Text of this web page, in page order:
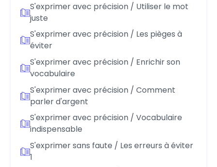
S'exprimer avec précision / Utiliser le mot
juste
S'exprimer avec précision / Les pièges à
éviter
S'exprimer avec précision / Enrichir son
vocabulaire
S'exprimer avec précision / Comment
parler d'argent
S'exprimer avec précision / Vocabulaire
indispensable
S'exprimer sans faute / Les erreurs à éviter
1